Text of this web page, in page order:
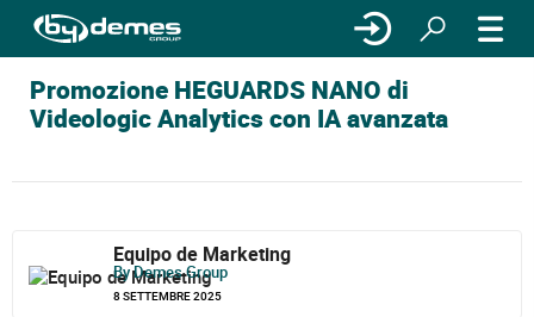
Promozione HEGUARDS NANO di
Videologic Analytics con IA avanzata
Equipo de Marketing
By Demes Group
8 SETTEMBRE 2025